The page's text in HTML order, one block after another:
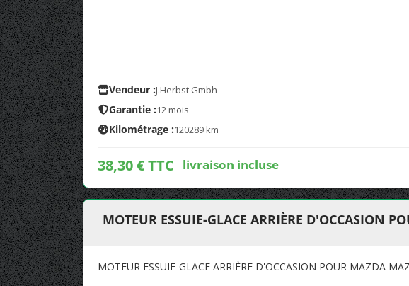
Vendeur :J.Herbst Gmbh
Garantie :12 mois
Kilométrage :120289 km
38,30 € TTC livraison incluse
MOTEUR ESSUIE-GLACE ARRIÈRE D'OCCASION
MOTEUR ESSUIE-GLACE ARRIÈRE D'OCCASION POUR MAZDA